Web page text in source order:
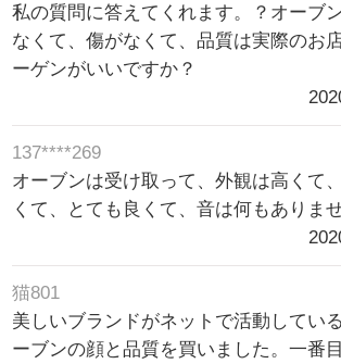
私の質問に答えてくれます。？オーブ
なくて、傷がなくて、品質は実際のお
ーゲンがいいですか？
137****269
オーブンは受け取って、外観は高くて
くて、とても良くて、音は何もありませ
猫801
美しいブランドがネットで活動してい
ーブンの顔と品質を買いました。一番